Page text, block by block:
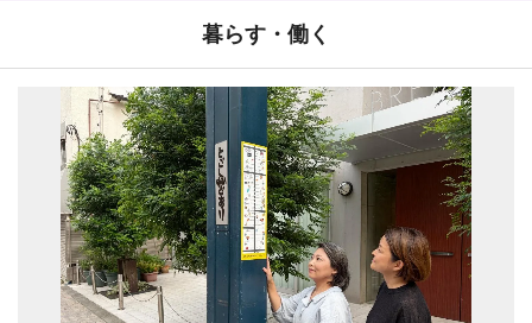
暮らす・働く